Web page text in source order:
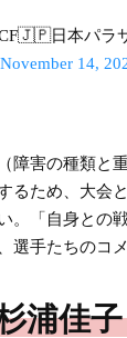
日本パラ
November 14,
障害の種類と
るため、大会
。「自身との
選手たちのコ
浦佳